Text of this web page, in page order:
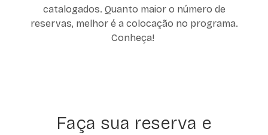
catalogados. Quanto maior o número de
reservas, melhor é a colocação no programa.
Conheça!
Faça sua reserva e